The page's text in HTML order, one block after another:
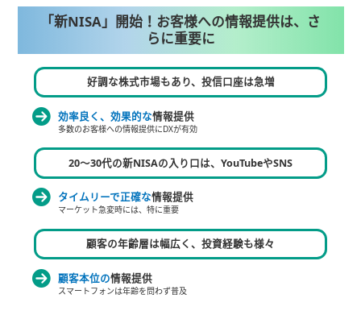
「新NISA」開始！お客様への情報提供は、さ
らに重要に
好調な株式市場もあり、投信口座は急増
効率良く、効果的な情報提供
多数のお客様への情報提供にDXが有効
20～30代の新NISAの入り口は、YouTubeやSNS
タイムリーで正確な情報提供
マーケット急変時には、特に重要
顧客の年齢層は幅広く、投資経験も様々
顧客本位の情報提供
スマートフォンは年齢を問わず普及